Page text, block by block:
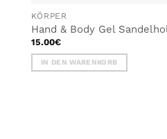
KÖRPER
Hand & Body Gel
15.00€
IN DEN WARENKORB